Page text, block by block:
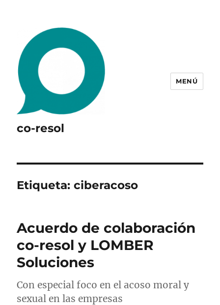
co-resol
MENÚ
Etiqueta:ciberacoso
Acuerdo de colaboración
co-resol y LOMBER
Soluciones
Con especial foco en el acoso moral y
sexual en las empresas